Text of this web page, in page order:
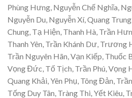
Phùng Hưng, Nguyễn Chế Nghĩa,
Nguyễn Du, Nguyễn Xí, Quang
Chung, Tạ Hiện, Thanh Hà, Trần
Thanh Yên, Trần Khánh Dư, Trương
Trần Nguyên Hãn, Vạn Kiếp, Thuốc
Vọng Đức, Tố Tịch, Trần Phú, Vọng
Quang Khải, Yên Phụ, Tông Đản,
Tống Duy Tân, Tràng Thi, Yết Kiêu,